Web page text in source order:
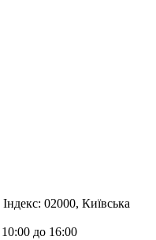
02000, Київська
до 16:00